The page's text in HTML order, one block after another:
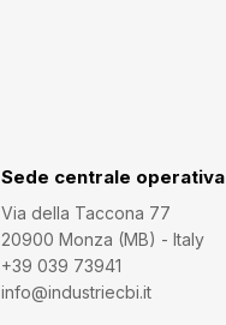
Sede centrale operativa
Via della Taccona 77
20900 Monza (MB) - Italy
+39 039 73941
info@industriecbi.it